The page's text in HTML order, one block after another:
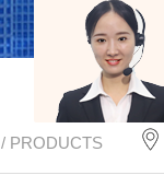
/ PRODUCTS